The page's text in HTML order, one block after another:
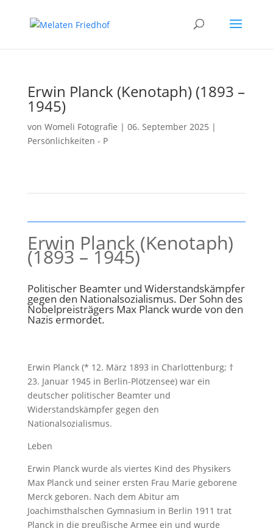
Erwin Planck (Kenotaph) (1893 –
1945)
von Womeli Fotografie | 06. September 2025 |
Persönlichkeiten - P
Erwin Planck (Kenotaph)
(1893 – 1945)
Politischer Beamter und Widerstandskämpfer
gegen den Nationalsozialismus. Der Sohn des
Nobelpreisträgers Max Planck wurde von den
Nazis ermordet.
Erwin Planck (* 12. März 1893 in Charlottenburg; †
23. Januar 1945 in Berlin-Plötzensee) war ein
deutscher politischer Beamter und
Widerstandskämpfer gegen den
Nationalsozialismus.
Leben
Erwin Planck wurde als viertes Kind des Physikers
Max Planck und seiner ersten Frau Marie geborene
Merck geboren. Nach dem Abitur am
Joachimsthalschen Gymnasium in Berlin 1911 trat
Planck in die preußische Armee ein und wurde